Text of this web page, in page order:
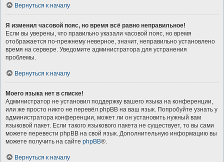
Вернуться к началу
Я изменил часовой пояс, но время всё равно неправильное!
Если вы уверены, что правильно указали часовой пояс, но время
отображается по-прежнему неверное, значит, неправильно установлено
время на сервере. Уведомите администратора для устранения
проблемы.
Вернуться к началу
Моего языка нет в списке!
Администратор не установил поддержку вашего языка на конференции,
или же просто никто не перевёл phpBB на ваш язык. Попробуйте узнать у
администратора конференции, может ли он установить нужный вам
языковой пакет. Если такого языкового пакета не существует, то вы сами
можете перевести phpBB на свой язык. Дополнительную информацию вы
можете получить на сайте phpBB®.
Вернуться к началу